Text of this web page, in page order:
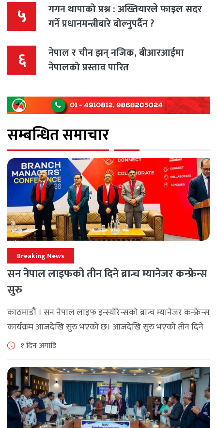
५
गगन थापाको प्रश्न : अख्तियारले फाइल सदर
गर्ने प्रधानमन्त्रीबारे बोल्नुपर्दैन ?
६
नेपाल र चीन झन् नजिक, बीआरआईमा
नेपालको प्रस्ताव पारित
सम्बन्धित समाचार
Breaking News
सन नेपाल लाइफको तीन दिने ब्रान्च म्यानेजर कन्फ्रेन्स
सुरु
काठमाडौं । सन नेपाल लाइफ इन्स्योरेन्सको ब्रान्च म्यानेजर कन्फ्रेन्स
कार्यक्रम आजदेखि सुरु भएको छ। आजदेखि सुरु भएको तीन दिने
ब्रान्च म्यानेजर कन्फ्रेन्स विभिन्न कार्यक्रमहरुका साथ भब्य साथ
१ दिन अगाडि